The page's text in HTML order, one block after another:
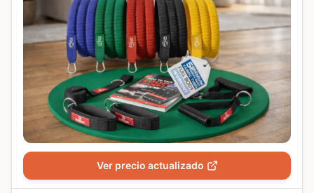
Ver precio actualizado